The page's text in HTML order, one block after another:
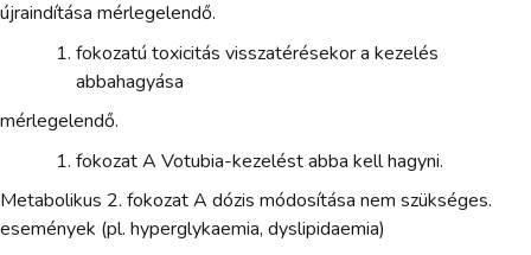
újraindítása mérlegelendő.
fokozatú toxicitás visszatérésekor a kezelés
abbahagyása
mérlegelendő.
fokozat A Votubia-kezelést abba kell hagyni.
Metabolikus 2. fokozat A dózis módosítása nem szükséges.
események (pl. hyperglykaemia, dyslipidaemia)